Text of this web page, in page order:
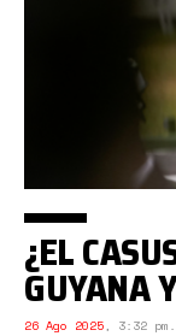
¿EL
GUYANA
26 Ago 2025, 3:32 pm.